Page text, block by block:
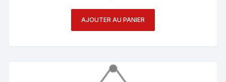
AJOUTER AU PANIER